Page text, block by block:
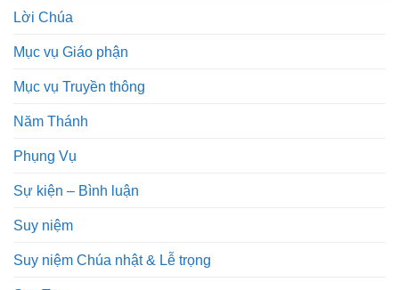
Lời Chúa
Mục vụ Giáo phận
Mục vụ Truyền thông
Năm Thánh
Phụng Vụ
Sự kiện – Bình luận
Suy niệm
Suy niệm Chúa nhật & Lễ trọng